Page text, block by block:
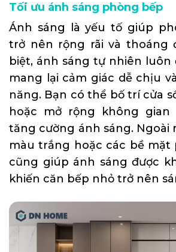
Tối ưu ánh sáng phòng bếp
Ánh sáng là yếu tố giúp
trở nên rộng rãi và thoáng
biệt, ánh sáng tự nhiên luôn
mang lại cảm giác dễ chịu
năng. Bạn có thể bố trí cửa
hoặc mở rộng không
tăng cường ánh sáng. Ngoài
màu trắng hoặc các bề mặt
cũng giúp ánh sáng được
khiến căn bếp nhỏ trở nên